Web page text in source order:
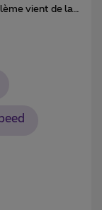
vient de la…